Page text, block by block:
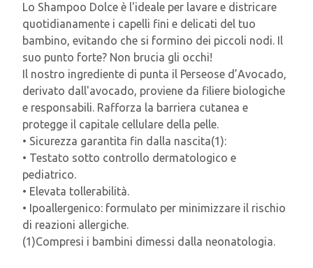
Lo Shampoo Dolce è l'ideale per lavare e districare
quotidianamente i capelli fini e delicati del tuo
bambino, evitando che si formino dei piccoli nodi. Il
suo punto forte? Non brucia gli occhi!
Il nostro ingrediente di punta il Perseose d’Avocado,
derivato dall'avocado, proviene da filiere biologiche
e responsabili. Rafforza la barriera cutanea e
protegge il capitale cellulare della pelle.
• Sicurezza garantita fin dalla nascita(1):
• Testato sotto controllo dermatologico e
pediatrico.
• Elevata tollerabilità.
• Ipoallergenico: formulato per minimizzare il rischio
di reazioni allergiche.
(1)Compresi i bambini dimessi dalla neonatologia.